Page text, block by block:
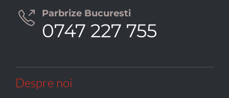
 Parbrize Bucuresti
0747 227 755
Despre noi